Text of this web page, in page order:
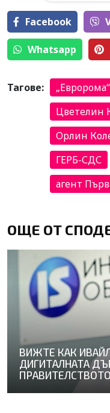
Facebook
Whatsapp
Тагове:
„Евророма“
Цветелин
Орлин
ГЕРБ-СДС
агент
ОЩЕ ОТ
ВИЖТЕ КАК
ДИГИТАЛНАТА